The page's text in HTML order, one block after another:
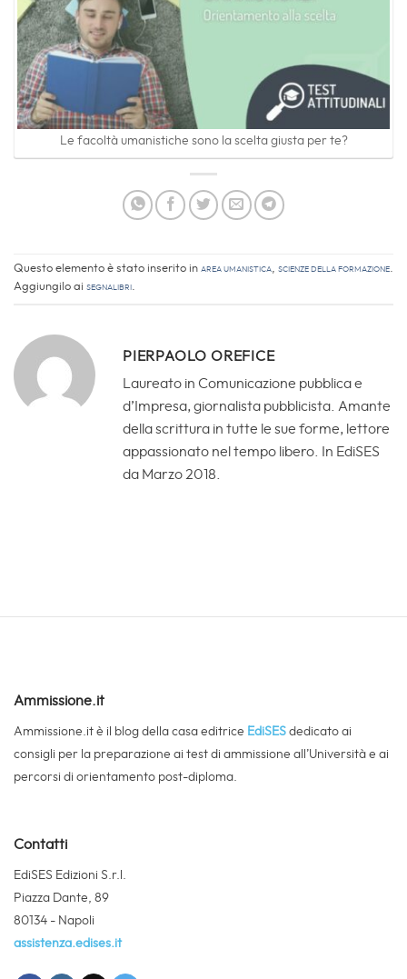
Le facoltà umanistiche sono la scelta giusta per te?
Questo elemento è stato inserito in Area Umanistica, Scienze della Formazione.
Aggiungilo ai segnalibri.
PIERPAOLO OREFICE
Laureato in Comunicazione pubblica e
d’Impresa, giornalista pubblicista. Amante
della scrittura in tutte le sue forme, lettore
appassionato nel tempo libero. In EdiSES
da Marzo 2018.
Ammissione.it
Ammissione.it è il blog della casa editrice EdiSES dedicato ai
consigli per la preparazione ai test di ammissione all’Università e ai
percorsi di orientamento post-diploma.
Contatti
EdiSES Edizioni S.r.l.
Piazza Dante, 89
80134 - Napoli
assistenza.edises.it